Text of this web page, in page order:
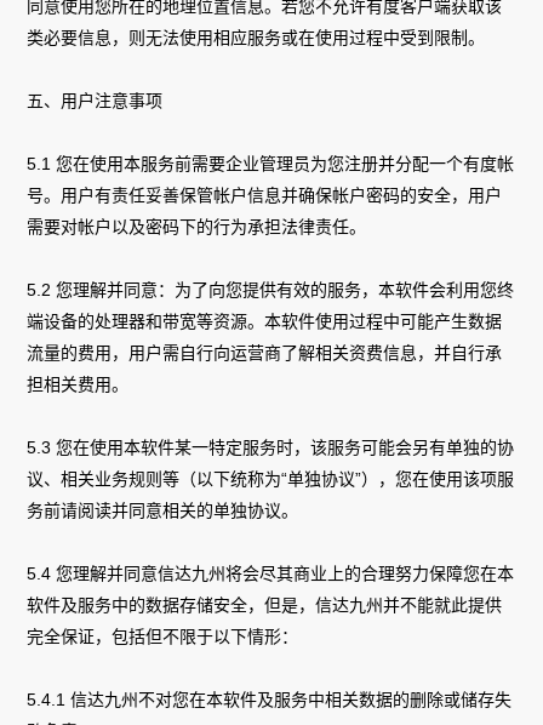
同意使用您所在的地理位置信息。若您不允许有度客户端获取该
类必要信息，则无法使用相应服务或在使用过程中受到限制。
五、用户注意事项
5.1 您在使用本服务前需要企业管理员为您注册并分配一个有度帐
号。用户有责任妥善保管帐户信息并确保帐户密码的安全，用户
需要对帐户以及密码下的行为承担法律责任。
5.2 您理解并同意：为了向您提供有效的服务，本软件会利用您终
端设备的处理器和带宽等资源。本软件使用过程中可能产生数据
流量的费用，用户需自行向运营商了解相关资费信息，并自行承
担相关费用。
5.3 您在使用本软件某一特定服务时，该服务可能会另有单独的协
议、相关业务规则等（以下统称为“单独协议”），您在使用该项服
务前请阅读并同意相关的单独协议。
5.4 您理解并同意信达九州将会尽其商业上的合理努力保障您在本
软件及服务中的数据存储安全，但是，信达九州并不能就此提供
完全保证，包括但不限于以下情形：
5.4.1 信达九州不对您在本软件及服务中相关数据的删除或储存失